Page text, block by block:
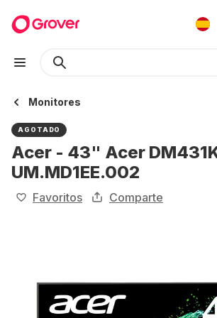
Monitores
AGOTADO
Acer - 43" Acer
UM.MD1EE.002
Favoritos Comparte